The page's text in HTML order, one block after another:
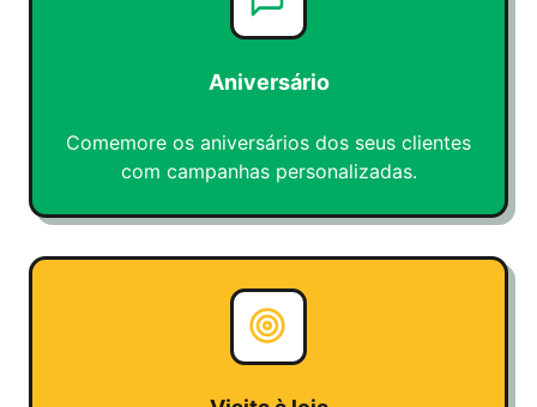
Aniversário
Comemore os aniversários dos seus clientes
com campanhas personalizadas.